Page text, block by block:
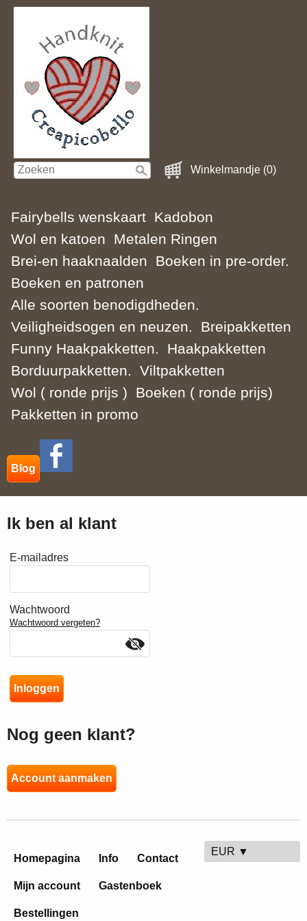
Winkelmandje (0)
Fairybells wenskaart Kadobon
Wol en katoen
Metalen Ringen
Brei-en haaknaalden
Boeken in pre-order.
Boeken en patronen
Alle soorten benodigdheden.
Veiligheidsogen en neuzen.
Breipakketten
Funny Haakpakketten.
Haakpakketten
Borduurpakketten.
Viltpakketten
Wol ( ronde prijs )
Boeken ( ronde prijs)
Pakketten in promo
Blog
Ik ben al klant
E-mailadres
Wachtwoord
Wachtwoord vergeten?
Nog geen klant?
Account aanmaken
Homepagina Info Contact
Mijn account Gastenboek
Bestellingen
EUR ▼